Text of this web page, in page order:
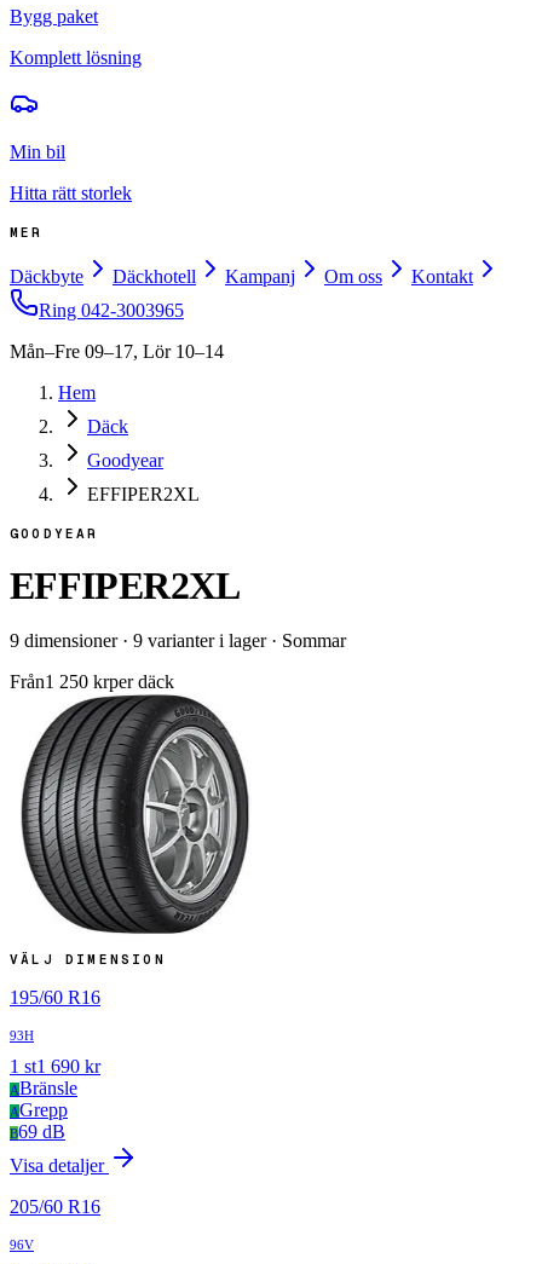
Bygg paket
Komplett lösning
Min bil
Hitta rätt storlek
MER
Däckbyte Däckhotell Kampanj Om oss
Kontakt
Ring 042-3003965
Mån–Fre 09–17, Lör 10–14
Hem
Däck
Goodyear
EFFIPER2XL
GOODYEAR
EFFIPER2XL
9 dimensioner· 9 varianter i lager· Sommar
Från1 250 krper däck
VÄLJ DIMENSION
195/60 R16
93H
1 st1 690 kr
ABränsle
AGrepp
B69 dB
Visa detaljer
205/60 R16
96V